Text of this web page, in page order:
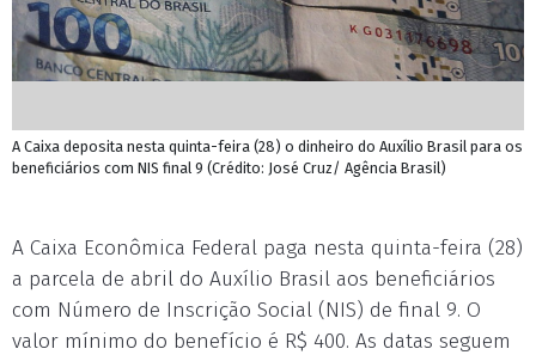
A Caixa deposita nesta quinta-feira (28) o dinheiro do Auxílio Brasil para os
beneficiários com NIS final 9 (Crédito: José Cruz/ Agência Brasil)
A Caixa Econômica Federal paga nesta quinta-feira (28)
a parcela de abril do Auxílio Brasil aos beneficiários
com Número de Inscrição Social (NIS) de final 9. O
valor mínimo do benefício é R$ 400. As datas seguem